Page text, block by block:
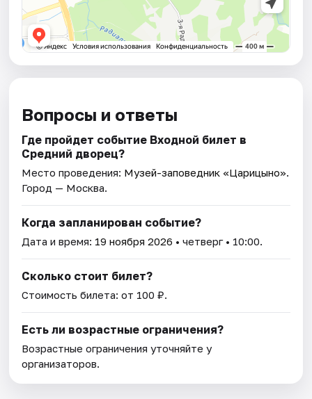
Вопросы и ответы
Где пройдет событие Входной билет в
Средний дворец?
Место проведения: Музей-заповедник «Царицыно».
Город — Москва.
Когда запланирован событие?
Дата и время: 19 ноября 2026 • четверг • 10:00.
Сколько стоит билет?
Стоимость билета: от 100 ₽.
Есть ли возрастные ограничения?
Возрастные ограничения уточняйте у
организаторов.